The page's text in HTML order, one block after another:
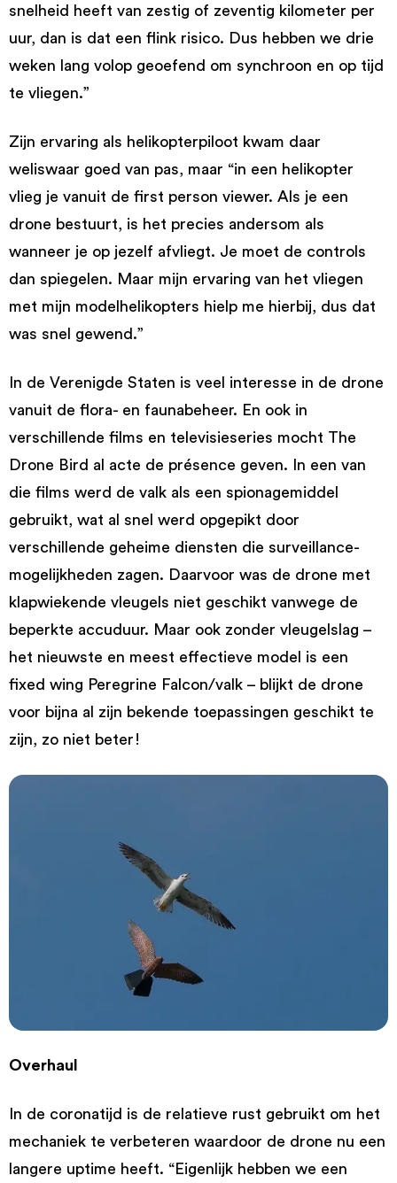
snelheid heeft van zestig of zeventig kilometer per
uur, dan is dat een flink risico. Dus hebben we drie
weken lang volop geoefend om synchroon en op tijd
te vliegen.”
Zijn ervaring als helikopterpiloot kwam daar
weliswaar goed van pas, maar “in een helikopter
vlieg je vanuit de first person viewer. Als je een
drone bestuurt, is het precies andersom als
wanneer je op jezelf afvliegt. Je moet de controls
dan spiegelen. Maar mijn ervaring van het vliegen
met mijn modelhelikopters hielp me hierbij, dus dat
was snel gewend.”
In de Verenigde Staten is veel interesse in de drone
vanuit de flora- en faunabeheer. En ook in
verschillende films en televisieseries mocht The
Drone Bird al acte de présence geven. In een van
die films werd de valk als een spionagemiddel
gebruikt, wat al snel werd opgepikt door
verschillende geheime diensten die surveillance-
mogelijkheden zagen. Daarvoor was de drone met
klapwiekende vleugels niet geschikt vanwege de
beperkte accuduur. Maar ook zonder vleugelslag –
het nieuwste en meest effectieve model is een
fixed wing Peregrine Falcon/valk – blijkt de drone
voor bijna al zijn bekende toepassingen geschikt te
zijn, zo niet beter!
Overhaul
In de coronatijd is de relatieve rust gebruikt om het
mechaniek te verbeteren waardoor de drone nu een
langere uptime heeft. “Eigenlijk hebben we een